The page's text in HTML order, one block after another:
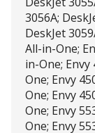
3056A;
DeskJet
All-in-One;
in-One;
One; Envy
One; Envy
One; Envy
One; Envy